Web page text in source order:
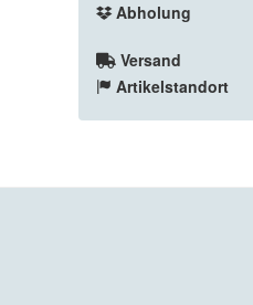
Abholung
Versand
Artikelstandort